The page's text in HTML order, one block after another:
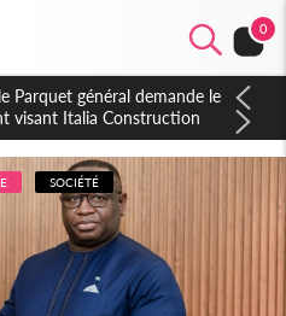
0
la sous-préfète
à une appropriation locale du
SOCIÉTÉ